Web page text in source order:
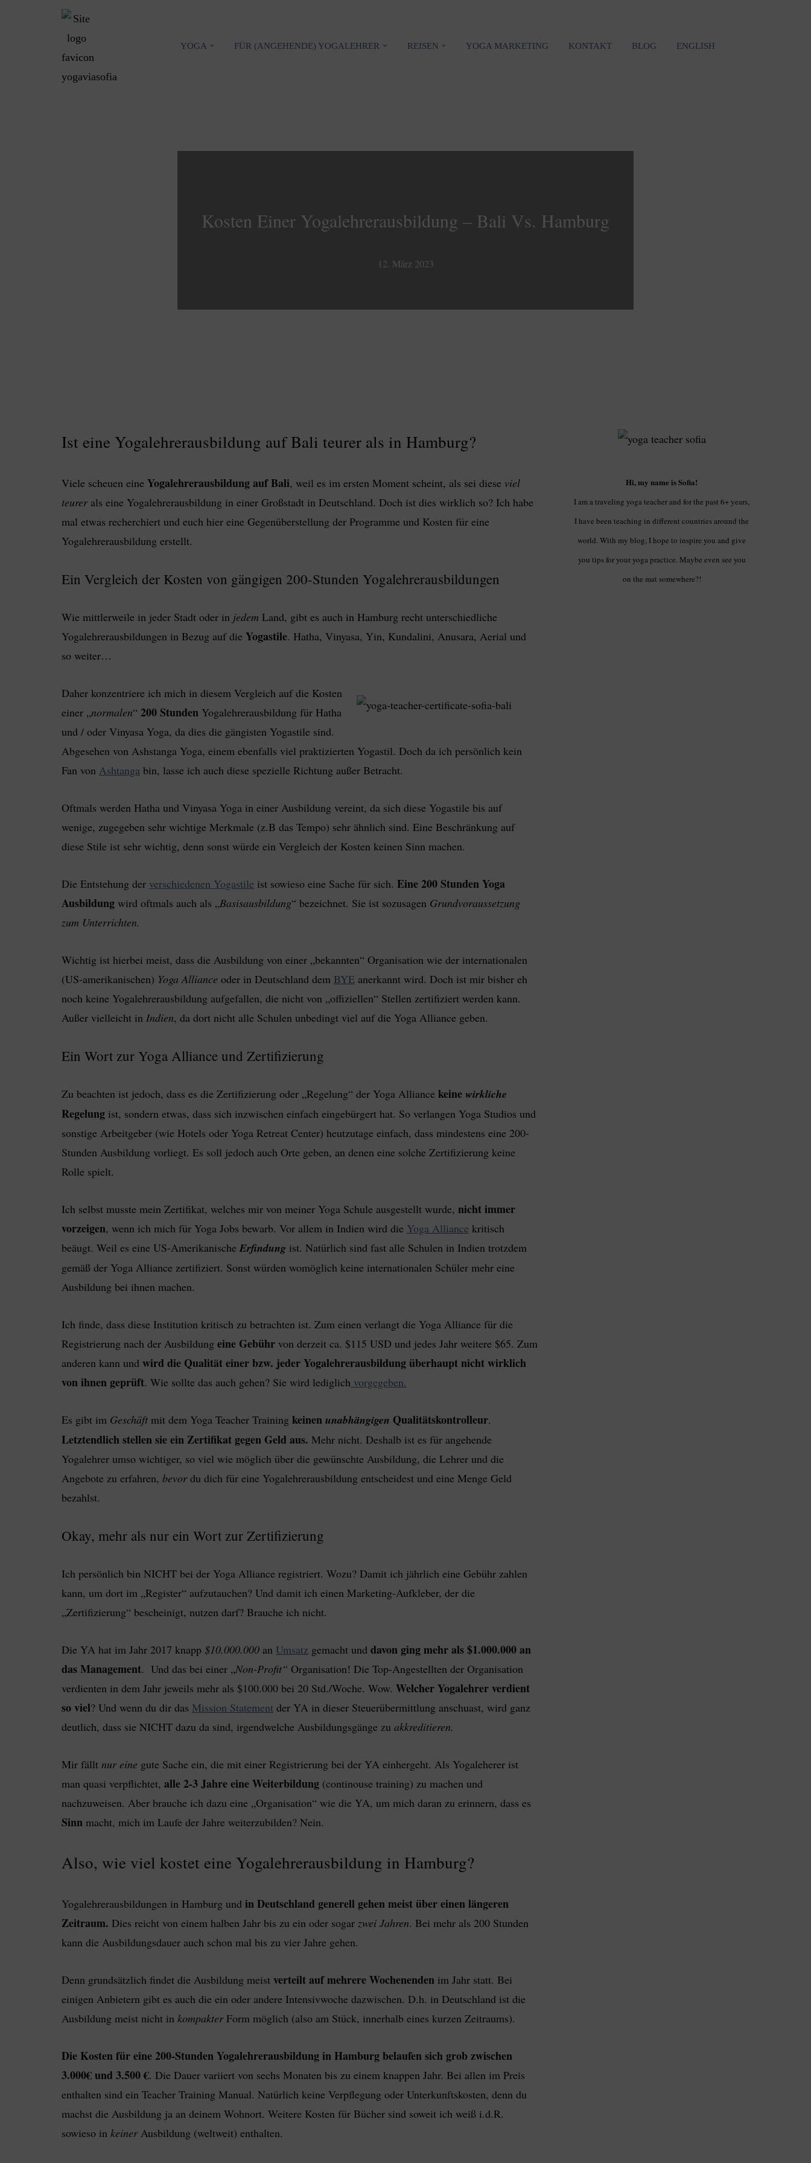
YOGA FÜR (ANGEHENDE) YOGALEHRER REISEN YOGA MARKETING KONTAKT BLOG ENGLISH
Kosten Einer Yogalehrerausbildung – Bali Vs. Hamburg
12. März 2023
Ist eine Yogalehrerausbildung auf Bali teurer als in Hamburg?
Viele scheuen eine Yogalehrerausbildung auf Bali, weil es im ersten Moment scheint, als sei diese viel
teurer als eine Yogalehrerausbildung in einer Großstadt in Deutschland. Doch ist dies wirklich so? Ich habe
mal etwas recherchiert und euch hier eine Gegenüberstellung der Programme und Kosten für eine
Yogalehrerausbildung erstellt.
Ein Vergleich der Kosten von gängigen 200-Stunden Yogalehrerausbildungen
Wie mittlerweile in jeder Stadt oder in jedem Land, gibt es auch in Hamburg recht unterschiedliche
Yogalehrerausbildungen in Bezug auf die Yogastile. Hatha, Vinyasa, Yin, Kundalini, Anusara, Aerial und
so weiter…
Daher konzentriere ich mich in diesem Vergleich auf die Kosten
einer „normalen“ 200 Stunden Yogalehrerausbildung für Hatha
und / oder Vinyasa Yoga, da dies die gängisten Yogastile sind.
Abgesehen von Ashstanga Yoga, einem ebenfalls viel praktizierten Yogastil. Doch da ich persönlich kein
Fan von Ashtanga bin, lasse ich auch diese spezielle Richtung außer Betracht.
Oftmals werden Hatha und Vinyasa Yoga in einer Ausbildung vereint, da sich diese Yogastile bis auf
wenige, zugegeben sehr wichtige Merkmale (z.B das Tempo) sehr ähnlich sind. Eine Beschränkung auf
diese Stile ist sehr wichtig, denn sonst würde ein Vergleich der Kosten keinen Sinn machen.
Die Entstehung der verschiedenen Yogastile ist sowieso eine Sache für sich. Eine 200 Stunden Yoga
Ausbildung wird oftmals auch als „Basisausbildung“ bezeichnet. Sie ist sozusagen Grundvoraussetzung
zum Unterrichten.
Wichtig ist hierbei meist, dass die Ausbildung von einer „bekannten“ Organisation wie der internationalen
(US-amerikanischen) Yoga Alliance oder in Deutschland dem BYE anerkannt wird. Doch ist mir bisher eh
noch keine Yogalehrerausbildung aufgefallen, die nicht von „offiziellen“ Stellen zertifiziert werden kann.
Außer vielleicht in Indien, da dort nicht alle Schulen unbedingt viel auf die Yoga Alliance geben.
Ein Wort zur Yoga Alliance und Zertifizierung
Zu beachten ist jedoch, dass es die Zertifizierung oder „Regelung“ der Yoga Alliance keine wirkliche
Regelung ist, sondern etwas, dass sich inzwischen einfach eingebürgert hat. So verlangen Yoga Studios und
sonstige Arbeitgeber (wie Hotels oder Yoga Retreat Center) heutzutage einfach, dass mindestens eine 200-
Stunden Ausbildung vorliegt. Es soll jedoch auch Orte geben, an denen eine solche Zertifizierung keine
Rolle spielt.
Ich selbst musste mein Zertifikat, welches mir von meiner Yoga Schule ausgestellt wurde, nicht immer
vorzeigen, wenn ich mich für Yoga Jobs bewarb. Vor allem in Indien wird die Yoga Alliance kritisch
beäugt. Weil es eine US-Amerikanische Erfindung ist. Natürlich sind fast alle Schulen in Indien trotzdem
gemäß der Yoga Alliance zertifiziert. Sonst würden womöglich keine internationalen Schüler mehr eine
Ausbildung bei ihnen machen.
Ich finde, dass diese Institution kritisch zu betrachten ist. Zum einen verlangt die Yoga Alliance für die
Registrierung nach der Ausbildung eine Gebühr von derzeit ca. $115 USD und jedes Jahr weitere $65. Zum
anderen kann und wird die Qualität einer bzw. jeder Yogalehrerausbildung überhaupt nicht wirklich
von ihnen geprüft. Wie sollte das auch gehen? Sie wird lediglich vorgegeben.
Es gibt im Geschäft mit dem Yoga Teacher Training keinen unabhängigen Qualitätskontrolleur.
Letztendlich stellen sie ein Zertifikat gegen Geld aus. Mehr nicht. Deshalb ist es für angehende
Yogalehrer umso wichtiger, so viel wie möglich über die gewünschte Ausbildung, die Lehrer und die
Angebote zu erfahren, bevor du dich für eine Yogalehrerausbildung entscheidest und eine Menge Geld
bezahlst.
Okay, mehr als nur ein Wort zur Zertifizierung
Ich persönlich bin NICHT bei der Yoga Alliance registriert. Wozu? Damit ich jährlich eine Gebühr zahlen
kann, um dort im „Register“ aufzutauchen? Und damit ich einen Marketing-Aufkleber, der die
„Zertifizierung“ bescheinigt, nutzen darf? Brauche ich nicht.
Die YA hat im Jahr 2017 knapp $10.000.000 an Umsatz gemacht und davon ging mehr als $1.000.000 an
das Management. Und das bei einer „Non-Profit“ Organisation! Die Top-Angestellten der Organisation
verdienten in dem Jahr jeweils mehr als $100.000 bei 20 Std./Woche. Wow. Welcher Yogalehrer verdient
so viel? Und wenn du dir das Mission Statement der YA in dieser Steuerübermittlung anschuast, wird ganz
deutlich, dass sie NICHT dazu da sind, irgendwelche Ausbildungsgänge zu akkreditieren.
Mir fällt nur eine gute Sache ein, die mit einer Registrierung bei der YA einhergeht. Als Yogaleherer ist
man quasi verpflichtet, alle 2-3 Jahre eine Weiterbildung (continouse training) zu machen und
nachzuweisen. Aber brauche ich dazu eine „Organisation“ wie die YA, um mich daran zu erinnern, dass es
Sinn macht, mich im Laufe der Jahre weiterzubilden? Nein.
Also, wie viel kostet eine Yogalehrerausbildung in Hamburg?
Yogalehrerausbildungen in Hamburg und in Deutschland generell gehen meist über einen längeren
Zeitraum. Dies reicht von einem halben Jahr bis zu ein oder sogar zwei Jahren. Bei mehr als 200 Stunden
kann die Ausbildungsdauer auch schon mal bis zu vier Jahre gehen.
Denn grundsätzlich findet die Ausbildung meist verteilt auf mehrere Wochenenden im Jahr statt. Bei
einigen Anbietern gibt es auch die ein oder andere Intensivwoche dazwischen. D.h. in Deutschland ist die
Ausbildung meist nicht in kompakter Form möglich (also am Stück, innerhalb eines kurzen Zeitraums).
Die Kosten für eine 200-Stunden Yogalehrerausbildung in Hamburg belaufen sich grob zwischen
3.000€ und 3.500 €. Die Dauer variiert von sechs Monaten bis zu einem knappen Jahr. Bei allen im Preis
enthalten sind ein Teacher Training Manual. Natürlich keine Verpflegung oder Unterkunftskosten, denn du
machst die Ausbildung ja an deinem Wohnort. Weitere Kosten für Bücher sind soweit ich weiß i.d.R.
sowieso in keiner Ausbildung (weltweit) enthalten.
Hi, my name is Sofia!
I am a traveling yoga teacher and for the past 6+ years,
I have been teaching in different countries around the
world. With my blog, I hope to inspire you and give
you tips for your yoga practice. Maybe even see you
on the mat somewhere?!